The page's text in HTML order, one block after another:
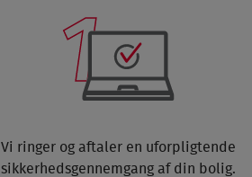
Vi ringer og aftaler en uforpligtende
sikkerhedsgennemgang af din bolig.